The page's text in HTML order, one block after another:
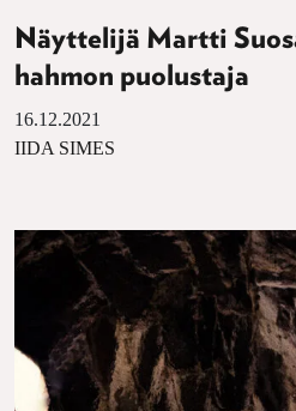
Näyttelijä Martti
hahmon puolustaja
16.12.2021
IIDA SIMES